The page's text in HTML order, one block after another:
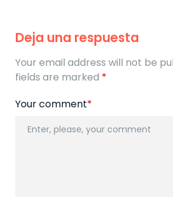
Deja una respuesta
Your email address will not be
fields are marked *
Your comment*